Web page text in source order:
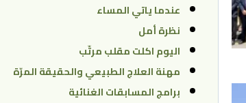
عندما ياتي المساء
نظرة أمل
اليوم اكلت مقلب مرتّب
مهنة العلاج الطبيعي والحقيقة المرّة
برامج المسابقات الغنائية